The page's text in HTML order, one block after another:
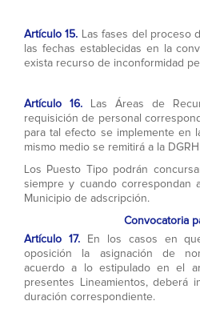
Artículo 15. Las fases del proceso
las fechas establecidas en la
exista recurso de inconformidad
Artículo 16. Las Áreas de
requisición de personal
para tal efecto se implemente en
mismo medio se remitirá a la
Los Puesto Tipo podrán
siempre y cuando correspondan
Municipio de adscripción.
Convocatoria
Artículo 17.En los casos en
oposición la asignación de
acuerdo a lo estipulado en el
presentes Lineamientos, deberá
duración correspondiente.